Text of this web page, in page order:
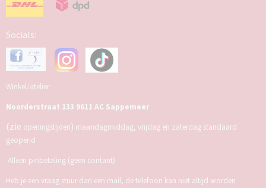
Socials:
Winkel/atelier:
Noorderstraat 133 9611 AC Sappemeer
(zie openingstijden) maandagmiddag, vrijdag en zaterdag standaard
geopend
Alleen pinbetaling (geen contant)
Heb je een vraag stuur dan een mail, de telefoon kan niet altijd worden